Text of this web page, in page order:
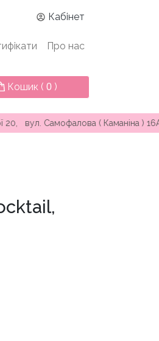
Кабінет
Про нас
Кошик ( 0 )
( Каманіна ) 16А,